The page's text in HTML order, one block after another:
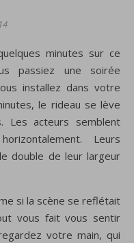
passiez une soirée
installez dans votre
le rideau se lève
Les acteurs semblent
Leurs
double de leur largeur
si la scène se reflétait
vous fait vous sentir
votre main, qui